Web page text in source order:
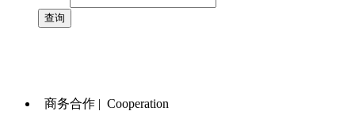
商务合作 | Cooperation